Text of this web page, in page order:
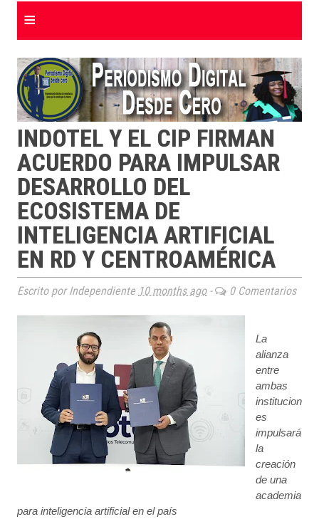
≡
INDOTEL Y EL CIP FIRMAN
ACUERDO PARA IMPULSAR
DESARROLLO DEL
ECOSISTEMA DE
INTELIGENCIA ARTIFICIAL
EN RD Y CENTROAMÉRICA
Escrito por Independiente 10 months ago- 0 Comentarios
La
alianza
entre
ambas
institucion
es
impulsará
la
creación
de una
academia
para inteligencia artificial en el país